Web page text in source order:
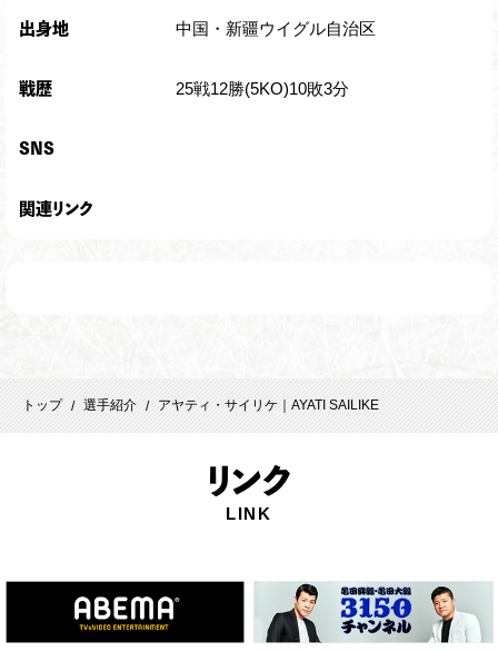
出身地 中国・新疆ウイグル自治区
戦歴 25戦12勝(5KO)10敗3分
SNS
関連リンク
トップ / 選手紹介 / アヤティ・サイリケ｜AYATI SAILIKE
リンク
LINK